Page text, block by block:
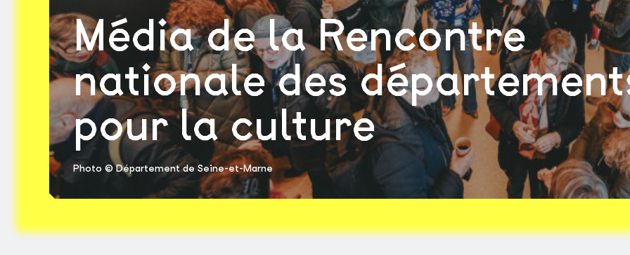
Média de la Rencontre
nationale des
pour la culture
Photo © Département de Seine-et-Marne